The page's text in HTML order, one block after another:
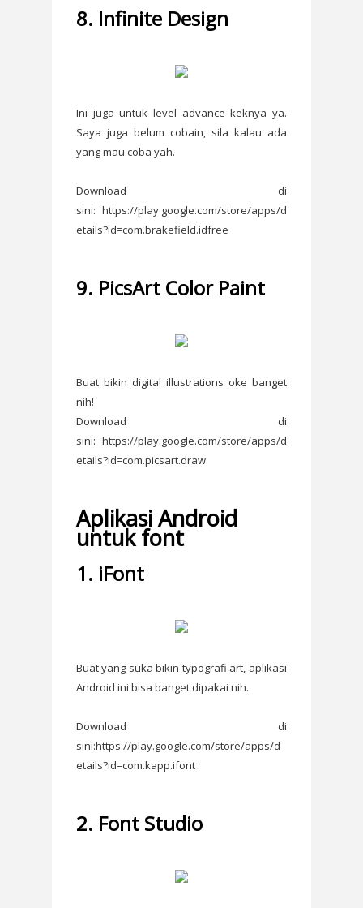
8. Infinite Design
Ini juga untuk level advance keknya ya.
Saya juga belum cobain, sila kalau ada
yang mau coba yah.
Download di
sini: https://play.google.com/store/apps/d
etails?id=com.brakefield.idfree
9. PicsArt Color Paint
Buat bikin digital illustrations oke banget
nih!
Download di
sini: https://play.google.com/store/apps/d
etails?id=com.picsart.draw
Aplikasi Android
untuk font
1. iFont
Buat yang suka bikin typografi art, aplikasi
Android ini bisa banget dipakai nih.
Download di
sini:https://play.google.com/store/apps/d
etails?id=com.kapp.ifont
2. Font Studio